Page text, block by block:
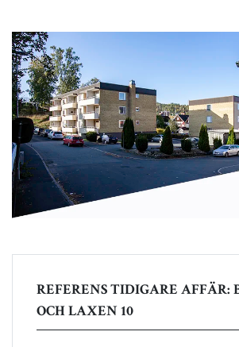
REFERENS TIDIGARE AFFÄR:
OCH LAXEN 10